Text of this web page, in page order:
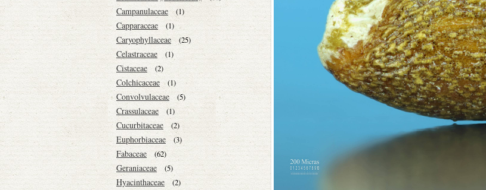
Campanulaceae (1)
Capparaceae (1)
Caryophyllaceae (25)
Celastraceae (1)
Cistaceae (2)
Colchicaceae (1)
Convolvulaceae (5)
Crassulaceae (1)
Cucurbitaceae (2)
Euphorbiaceae (3)
Fabaceae (62)
Geraniaceae (5)
Hyacinthaceae (2)